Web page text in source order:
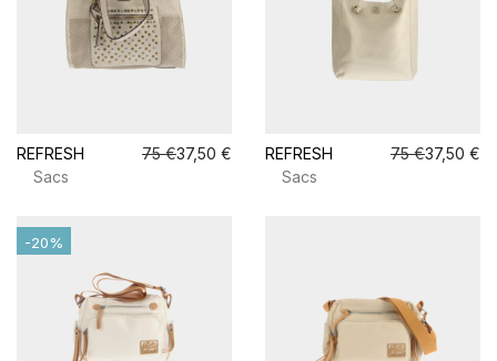
REFRESH 75 €37,50 €
Sacs
REFRESH 75 €37,50 €
Sacs
-20%